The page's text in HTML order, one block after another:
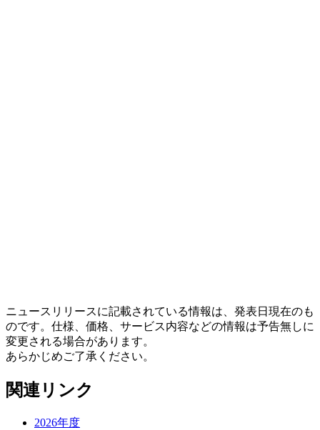
ニュースリリースに記載されている情報は、発表日現在のも
のです。仕様、価格、サービス内容などの情報は予告無しに
変更される場合があります。
あらかじめご了承ください。
関連リンク
2026年度